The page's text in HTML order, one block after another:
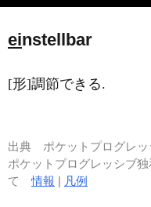
einstellbar
[形]調節できる.
出典 ポケットプログレ
ポケットプログレッシブ
て情報 | 凡例